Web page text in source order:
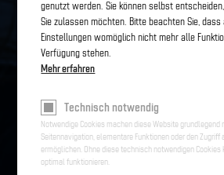
ENTSTÖRUNGSDIENST FÜR
AUSSERHALB DER ÖFFNUNGSZEITEN
VERKABELUNG VON HÄUSERN,
genutzt werden. Sie können selbst
Sie zulassen möchten. Bitte beachten Sie,
Einstellungen womöglich nicht mehr alle
Verfügung stehen.
Mehr erfahren
Technisch notwendig
Notwendige Cookies machen diese Website grundlegend
Seitennavigation, elementare Funktionen oder den Zugriff
ermöglichen. Ohne diese technisch notwendigen Cookies
optimal funktionieren.